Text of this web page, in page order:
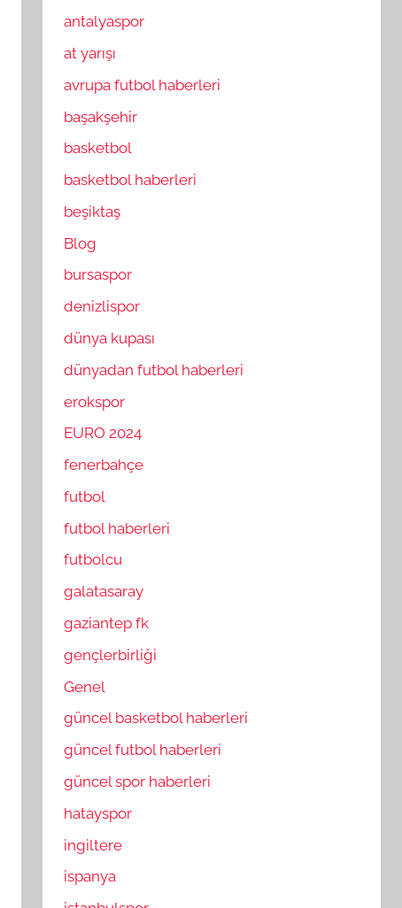
antalyaspor
at yarışı
avrupa futbol haberleri
başakşehir
basketbol
basketbol haberleri
beşiktaş
Blog
bursaspor
denizlispor
dünya kupası
dünyadan futbol haberleri
erokspor
EURO 2024
fenerbahçe
futbol
futbol haberleri
futbolcu
galatasaray
gaziantep fk
gençlerbirliği
Genel
güncel basketbol haberleri
güncel futbol haberleri
güncel spor haberleri
hatayspor
ingiltere
ispanya